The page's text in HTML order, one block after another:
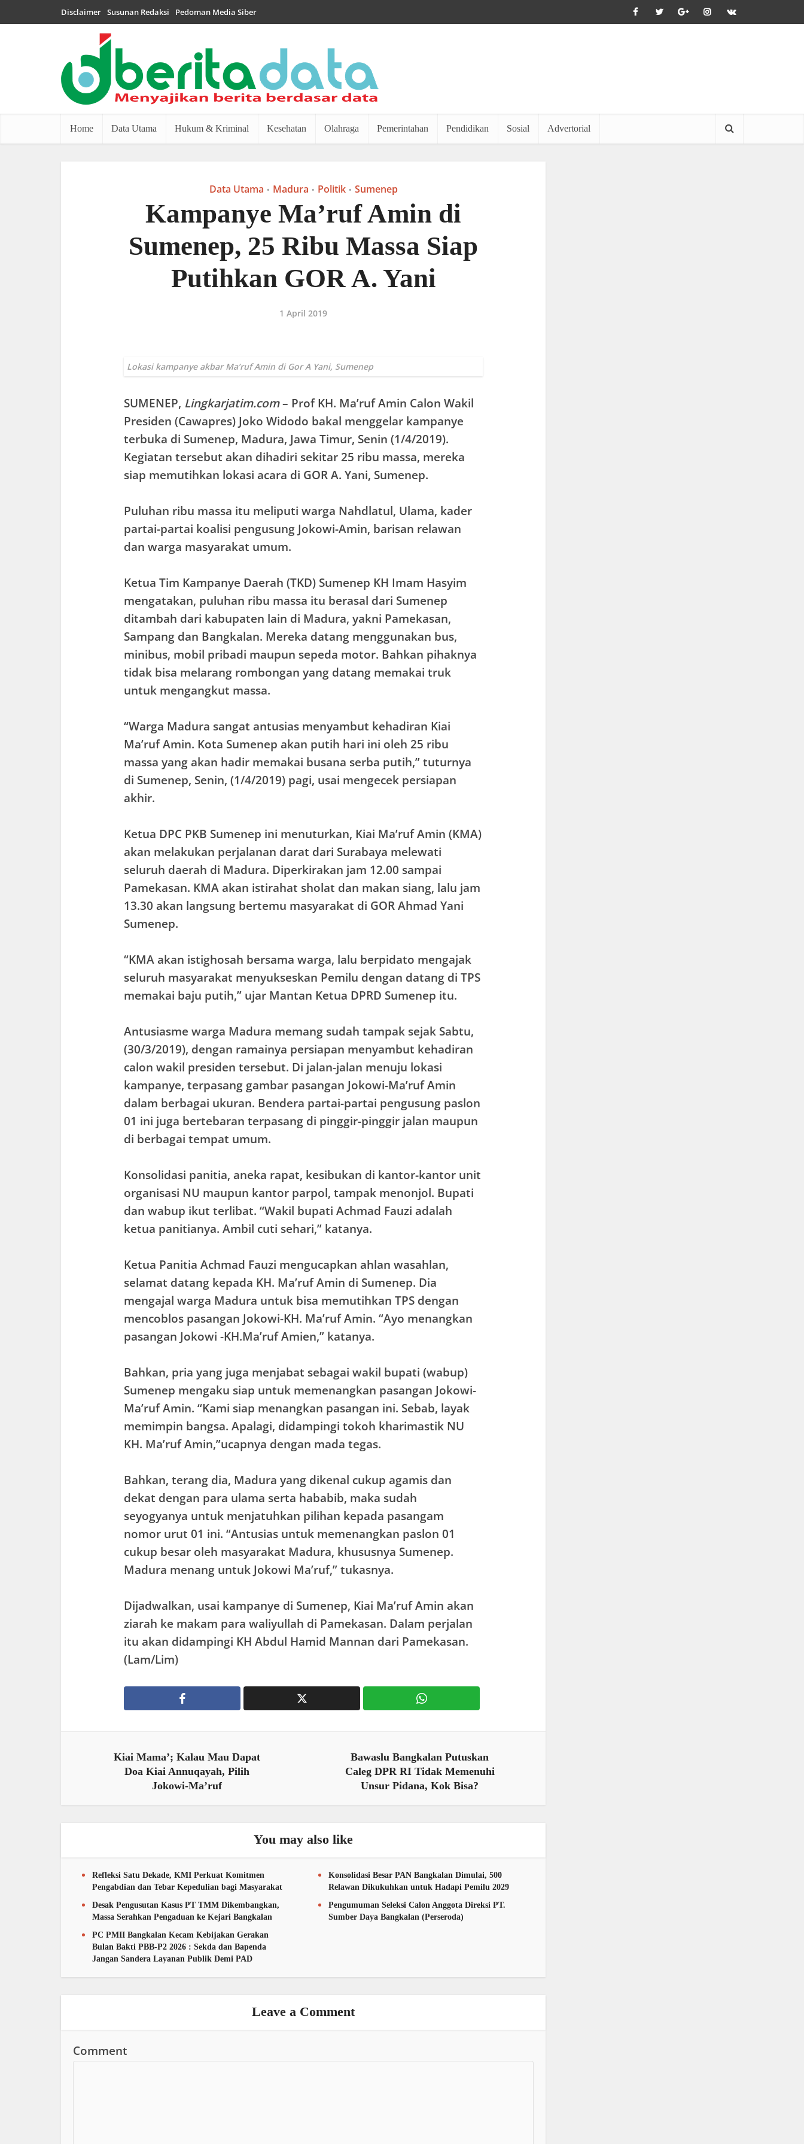
Disclaimer Susunan Redaksi Pedoman Media Siber
Home Data Utama Hukum & Kriminal Kesehatan Olahraga Pemerintahan Pendidikan Sosial Advertorial
Data Utama • Madura • Politik • Sumenep
Kampanye Ma’ruf Amin di
Sumenep, 25 Ribu Massa Siap
Putihkan GOR A. Yani
1 April 2019
Lokasi kampanye akbar Ma’ruf Amin di Gor A Yani, Sumenep
SUMENEP, Lingkarjatim.com– Prof KH. Ma’ruf Amin Calon Wakil
Presiden (Cawapres) Joko Widodo bakal menggelar kampanye
terbuka di Sumenep, Madura, Jawa Timur, Senin (1/4/2019).
Kegiatan tersebut akan dihadiri sekitar 25 ribu massa, mereka
siap memutihkan lokasi acara di GOR A. Yani, Sumenep.
Puluhan ribu massa itu meliputi warga Nahdlatul, Ulama, kader
partai-partai koalisi pengusung Jokowi-Amin, barisan relawan
dan warga masyarakat umum.
Ketua Tim Kampanye Daerah (TKD) Sumenep KH Imam Hasyim
mengatakan, puluhan ribu massa itu berasal dari Sumenep
ditambah dari kabupaten lain di Madura, yakni Pamekasan,
Sampang dan Bangkalan. Mereka datang menggunakan bus,
minibus, mobil pribadi maupun sepeda motor. Bahkan pihaknya
tidak bisa melarang rombongan yang datang memakai truk
untuk mengangkut massa.
“Warga Madura sangat antusias menyambut kehadiran Kiai
Ma’ruf Amin. Kota Sumenep akan putih hari ini oleh 25 ribu
massa yang akan hadir memakai busana serba putih,” tuturnya
di Sumenep, Senin, (1/4/2019) pagi, usai mengecek persiapan
akhir.
Ketua DPC PKB Sumenep ini menuturkan, Kiai Ma’ruf Amin (KMA)
akan melakukan perjalanan darat dari Surabaya melewati
seluruh daerah di Madura. Diperkirakan jam 12.00 sampai
Pamekasan. KMA akan istirahat sholat dan makan siang, lalu jam
13.30 akan langsung bertemu masyarakat di GOR Ahmad Yani
Sumenep.
“KMA akan istighosah bersama warga, lalu berpidato mengajak
seluruh masyarakat menyukseskan Pemilu dengan datang di TPS
memakai baju putih,” ujar Mantan Ketua DPRD Sumenep itu.
Antusiasme warga Madura memang sudah tampak sejak Sabtu,
(30/3/2019), dengan ramainya persiapan menyambut kehadiran
calon wakil presiden tersebut. Di jalan-jalan menuju lokasi
kampanye, terpasang gambar pasangan Jokowi-Ma’ruf Amin
dalam berbagai ukuran. Bendera partai-partai pengusung paslon
01 ini juga bertebaran terpasang di pinggir-pinggir jalan maupun
di berbagai tempat umum.
Konsolidasi panitia, aneka rapat, kesibukan di kantor-kantor unit
organisasi NU maupun kantor parpol, tampak menonjol. Bupati
dan wabup ikut terlibat. “Wakil bupati Achmad Fauzi adalah
ketua panitianya. Ambil cuti sehari,” katanya.
Ketua Panitia Achmad Fauzi mengucapkan ahlan wasahlan,
selamat datang kepada KH. Ma’ruf Amin di Sumenep. Dia
mengajal warga Madura untuk bisa memutihkan TPS dengan
mencoblos pasangan Jokowi-KH. Ma’ruf Amin. “Ayo menangkan
pasangan Jokowi -KH.Ma’ruf Amien,” katanya.
Bahkan, pria yang juga menjabat sebagai wakil bupati (wabup)
Sumenep mengaku siap untuk memenangkan pasangan Jokowi-
Ma’ruf Amin. “Kami siap menangkan pasangan ini. Sebab, layak
memimpin bangsa. Apalagi, didampingi tokoh kharimastik NU
KH. Ma’ruf Amin,”ucapnya dengan mada tegas.
Bahkan, terang dia, Madura yang dikenal cukup agamis dan
dekat dengan para ulama serta hababib, maka sudah
seyogyanya untuk menjatuhkan pilihan kepada pasangam
nomor urut 01 ini. “Antusias untuk memenangkan paslon 01
cukup besar oleh masyarakat Madura, khususnya Sumenep.
Madura menang untuk Jokowi Ma’ruf,” tukasnya.
Dijadwalkan, usai kampanye di Sumenep, Kiai Ma’ruf Amin akan
ziarah ke makam para waliyullah di Pamekasan. Dalam perjalan
itu akan didampingi KH Abdul Hamid Mannan dari Pamekasan.
(Lam/Lim)
Kiai Mama’; Kalau Mau Dapat
Doa Kiai Annuqayah, Pilih
Jokowi-Ma’ruf
Bawaslu Bangkalan Putuskan
Caleg DPR RI Tidak Memenuhi
Unsur Pidana, Kok Bisa?
You may also like
Refleksi Satu Dekade, KMI Perkuat Komitmen
Pengabdian dan Tebar Kepedulian bagi Masyarakat
Konsolidasi Besar PAN Bangkalan Dimulai, 500
Relawan Dikukuhkan untuk Hadapi Pemilu 2029
Desak Pengusutan Kasus PT TMM Dikembangkan,
Massa Serahkan Pengaduan ke Kejari Bangkalan
Pengumuman Seleksi Calon Anggota Direksi PT.
Sumber Daya Bangkalan (Perseroda)
PC PMII Bangkalan Kecam Kebijakan Gerakan
Bulan Bakti PBB-P2 2026 : Sekda dan Bapenda
Jangan Sandera Layanan Publik Demi PAD
Leave a Comment
Comment